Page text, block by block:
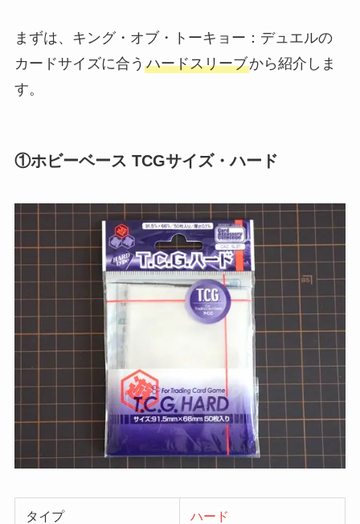
まずは、キング・オブ・トーキョー：デュエルの
カードサイズに合う ハードスリーブから紹介しま
す。
①ホビーベース TCGサイズ・ハード
タイプ ハード